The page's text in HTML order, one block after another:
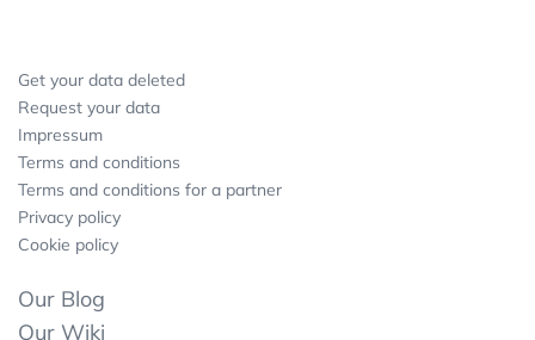
Get your data deleted
Request your data
Impressum
Terms and conditions
Terms and conditions for a partner
Privacy policy
Cookie policy
Our Blog
Our Wiki